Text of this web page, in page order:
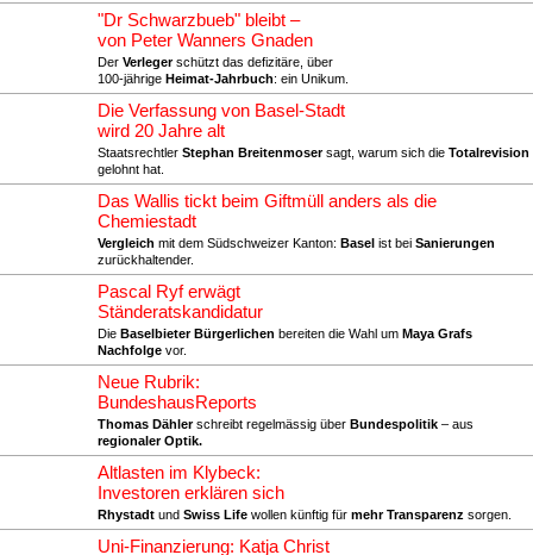
"Dr Schwarzbueb" bleibt –
von Peter Wanners Gnaden
Der Verlegerschützt das defizitäre, über
100-jährige Heimat-Jahrbuch: ein Unikum.
Die Verfassung von Basel-Stadt
wird 20 Jahre alt
Staatsrechtler Stephan Breitenmosersagt, warum sich die Totalrevision
gelohnt hat.
Das Wallis tickt beim Giftmüll anders als die
Chemiestadt
Vergleich mit dem Südschweizer Kanton: Basel ist bei Sanierungen
zurückhaltender.
Pascal Ryf erwägt
Ständeratskandidatur
Die Baselbieter Bürgerlichen bereiten die Wahl um Maya Grafs
Nachfolge vor.
Neue Rubrik:
BundeshausReports
Thomas Dählerschreibt regelmässig über Bundespolitik – aus
regionaler Optik.
Altlasten im Klybeck:
Investoren erklären sich
Rhystadt und Swiss Life wollen künftig für mehr Transparenz sorgen.
Uni-Finanzierung: Katja Christ